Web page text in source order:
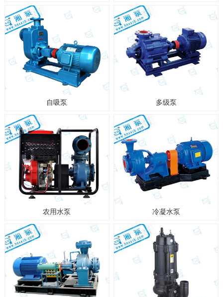
自吸泵 多级泵
农用水泵 冷凝水泵